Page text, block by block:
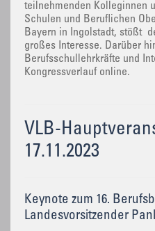
teilnehmenden Kolleginnen
Schulen und Beruflichen
Bayern in Ingolstadt, stößt
großes Interesse. Darüber
Berufsschullehrkräfte und
Kongressverlauf online.
VLB-
17.11.2023
Keynote zum 16.
Landesvorsitzender